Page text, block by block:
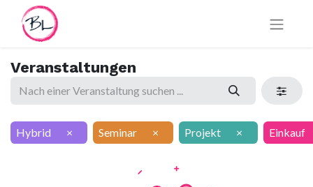
Veranstaltungen
Hybrid × Seminar × Projekt × Einkauf